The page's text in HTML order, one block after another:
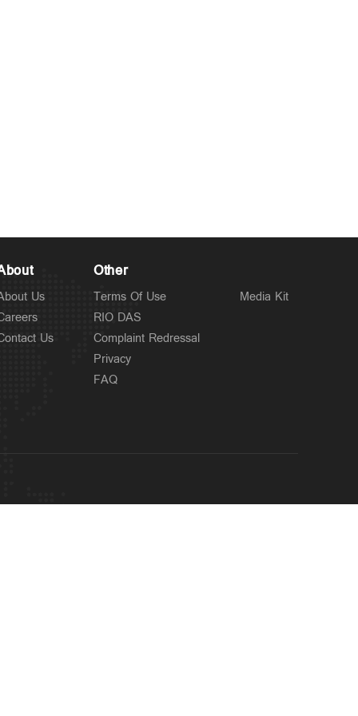
Us
Us
Other
Terms Of Use
RIO DAS
Complaint Redressal
Privacy
FAQ
Media Kit